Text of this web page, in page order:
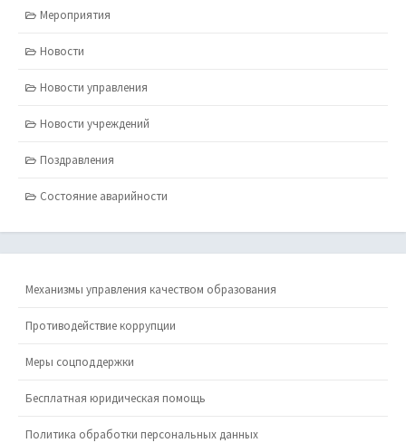
Мероприятия
Новости
Новости управления
Новости учреждений
Поздравления
Состояние аварийности
Механизмы управления качеством образования
Противодействие коррупции
Меры соцподдержки
Бесплатная юридическая помощь
Политика обработки персональных данных